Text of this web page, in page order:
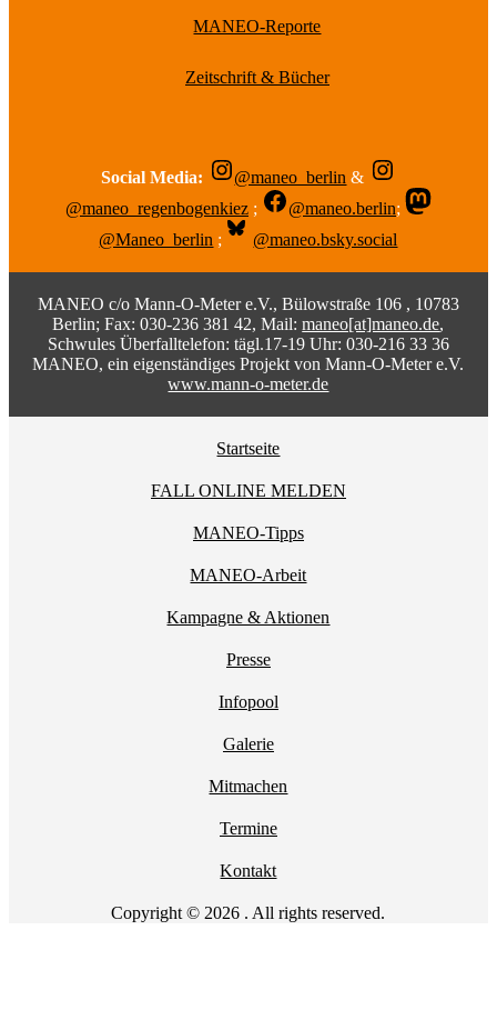
MANEO-Reporte
Zeitschrift & Bücher
Social Media: @maneo_berlin &
@maneo_regenbogenkiez ; @maneo.berlin;
@Maneo_berlin ; @maneo.bsky.social
MANEO c/o Mann-O-Meter e.V., Bülowstraße 106 , 10783
Berlin; Fax: 030-236 381 42, Mail:maneo[at]maneo.de,
Schwules Überfalltelefon: tägl.17-19 Uhr: 030-216 33 36
MANEO, ein eigenständiges Projekt von Mann-O-Meter e.V.
www.mann-o-meter.de
Startseite
FALL ONLINE MELDEN
MANEO-Tipps
MANEO-Arbeit
Kampagne & Aktionen
Presse
Infopool
Galerie
Mitmachen
Termine
Kontakt
Copyright © 2026 . All rights reserved.